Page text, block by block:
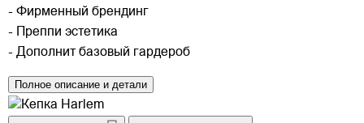
- Фирменный брендинг
- Преппи эстетика
- Дополнит базовый гардероб
Полное описание и детали